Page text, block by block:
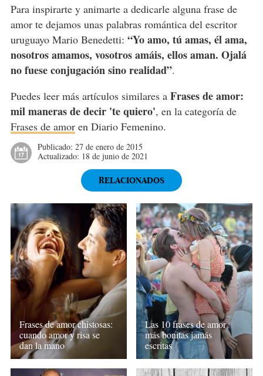
Para inspirarte y animarte a dedicarle alguna frase de
amor te dejamos unas palabras romántica del escritor
uruguayo Mario Benedetti: “Yo amo, tú amas, él ama,
nosotros amamos, vosotros amáis, ellos aman. Ojalá
no fuese conjugación sino realidad”.
Puedes leer más artículos similares a Frases de amor:
mil maneras de decir 'te quiero', en la categoría de
Frases de amoren Diario Femenino.
Publicado: 27 de enero de 2015
Actualizado: 18 de junio de 2021
RELACIONADOS
Frases de amor chistosas:
cuando amor y risa se
dan la mano
Las 10 frases de amor
más bonitas jamás
escritas